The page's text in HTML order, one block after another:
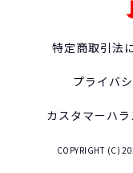
特定商取引法
プライバ
カスタマーハ
COPYRIGHT (C)